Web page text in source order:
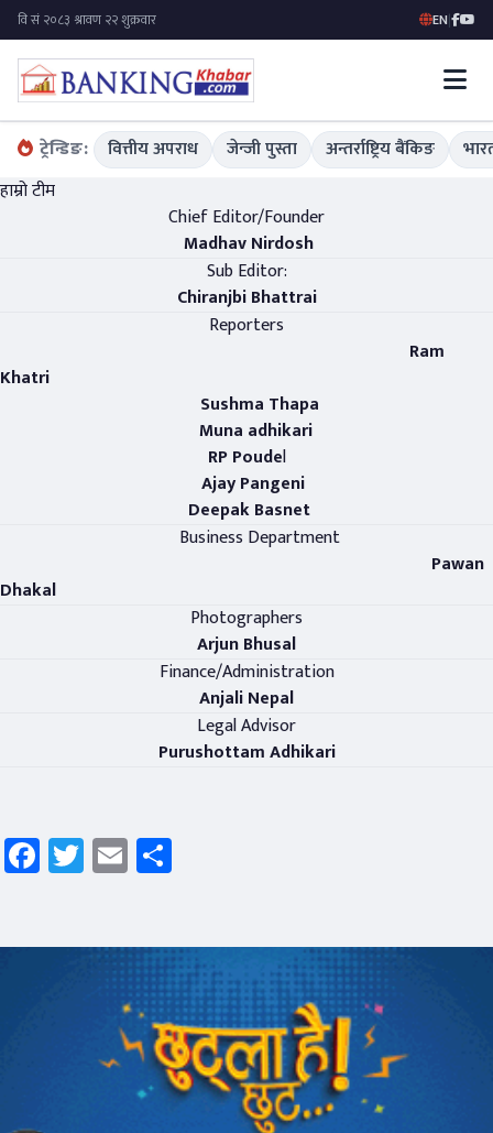
EN|
ट्रेन्डिङ: वित्तीय अपराध जेन्जी पुस्ता अन्तर्राष्ट्रिय बैंकिङ
हाम्रो टीम
Chief Editor/Founder
Madhav Nirdosh
Sub Editor:
Chiranjbi Bhattrai
Reporters
Ram
Khatri
Sushma Thapa
Muna adhikari
RP Poudel
Ajay Pangeni
Deepak Basnet
Business Department
Pawan
Dhakal
Photographers
Arjun Bhusal
Finance/Administration
Anjali Nepal
Legal Advisor
Purushottam Adhikari
Facebook
Twitter
Email